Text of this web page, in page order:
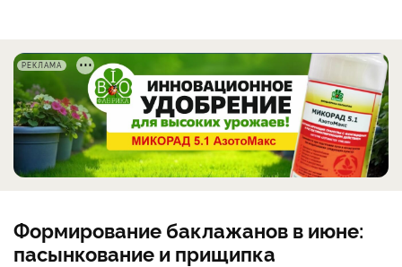
РЕКЛАМА
Формирование баклажанов в июне:
пасынкование и прищипка